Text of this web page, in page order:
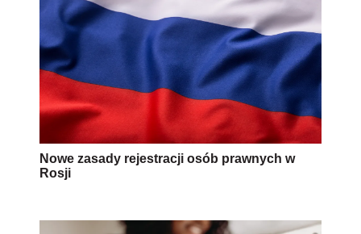
Nowe zasady rejestracji osób prawnych w
Rosji